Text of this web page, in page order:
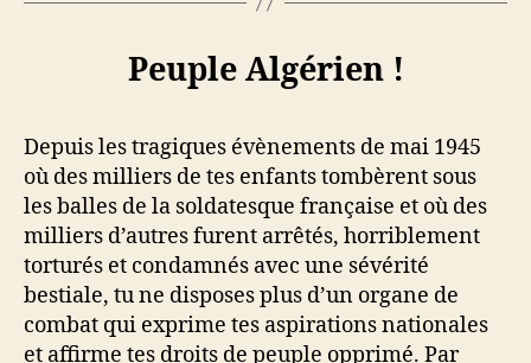
Peuple Algérien !
Depuis les tragiques évènements de mai 1945
où des milliers de tes enfants tombèrent sous
les balles de la soldatesque française et où des
milliers d’autres furent arrêtés, horriblement
torturés et condamnés avec une sévérité
bestiale, tu ne disposes plus d’un organe de
combat qui exprime tes aspirations nationales
et affirme tes droits de peuple opprimé. Par